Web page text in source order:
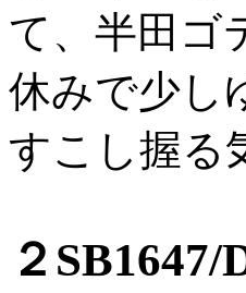
て、半田ゴ
休みで少し
すこし握る
２